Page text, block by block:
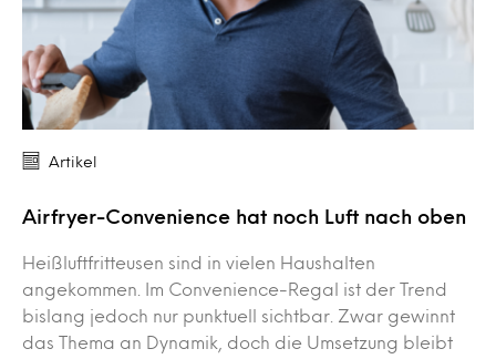
Artikel
Airfryer-Convenience hat noch Luft nach oben
Heißluftfritteusen sind in vielen Haushalten
angekommen. Im Convenience-Regal ist der Trend
bislang jedoch nur punktuell sichtbar. Zwar gewinnt
das Thema an Dynamik, doch die Umsetzung bleibt